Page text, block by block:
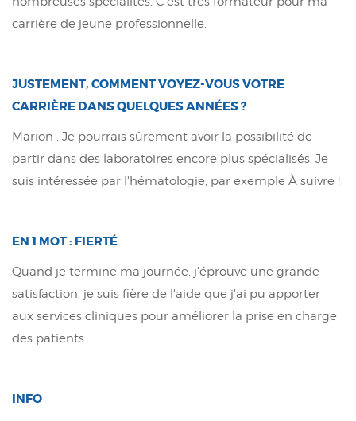
carrière de jeune professionnelle.
JUSTEMENT, COMMENT VOYEZ-VOUS VOTRE
CARRIÈRE DANS QUELQUES ANNÉES ?
Marion : Je pourrais sûrement avoir la possibilité de
partir dans des laboratoires encore plus spécialisés. Je
suis intéressée par l'hématologie, par exemple À suivre !
EN 1 MOT : FIERTÉ
Quand je termine ma journée, j'éprouve une grande
satisfaction, je suis fière de l'aide que j'ai pu apporter
aux services cliniques pour améliorer la prise en charge
des patients.
INFO